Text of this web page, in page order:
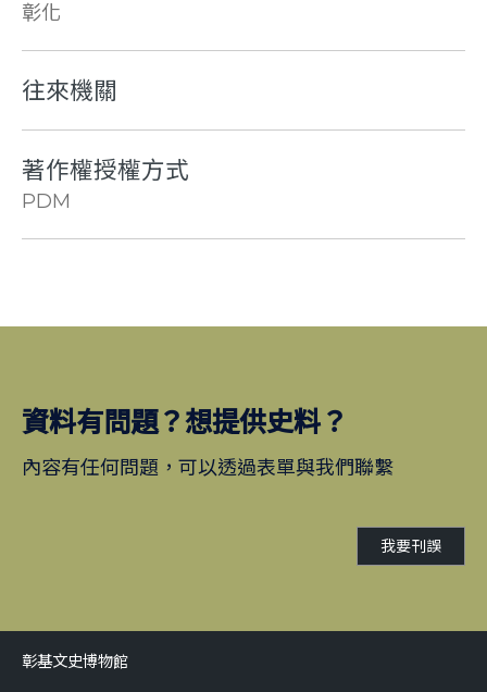
彰化
往來機關
著作權授權方式
PDM
資料有問題？想提供史料？
內容有任何問題，可以透過表單與我們聯繫
我要刊誤
彰基文史博物館